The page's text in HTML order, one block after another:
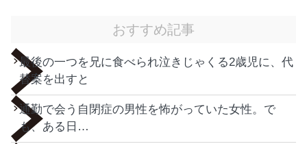
おすすめ記事
最後の一つを兄に食べられ泣きじゃくる2歳児に、代
替案を出すと
通勤で会う自閉症の男性を怖がっていた女性。で
も、ある日…